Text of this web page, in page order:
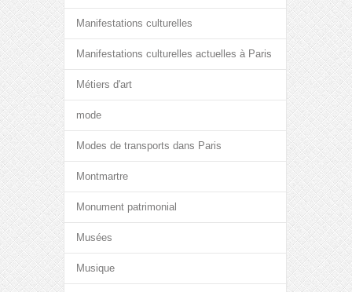
Manifestations culturelles
Manifestations culturelles actuelles à Paris
Métiers d'art
mode
Modes de transports dans Paris
Montmartre
Monument patrimonial
Musées
Musique